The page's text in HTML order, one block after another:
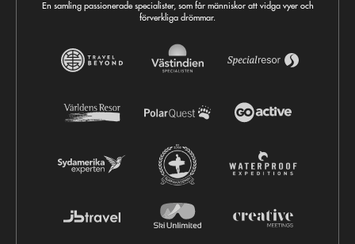
En samling passionerade specialister, som får människor att vidga vyer och
förverkliga drömmar.